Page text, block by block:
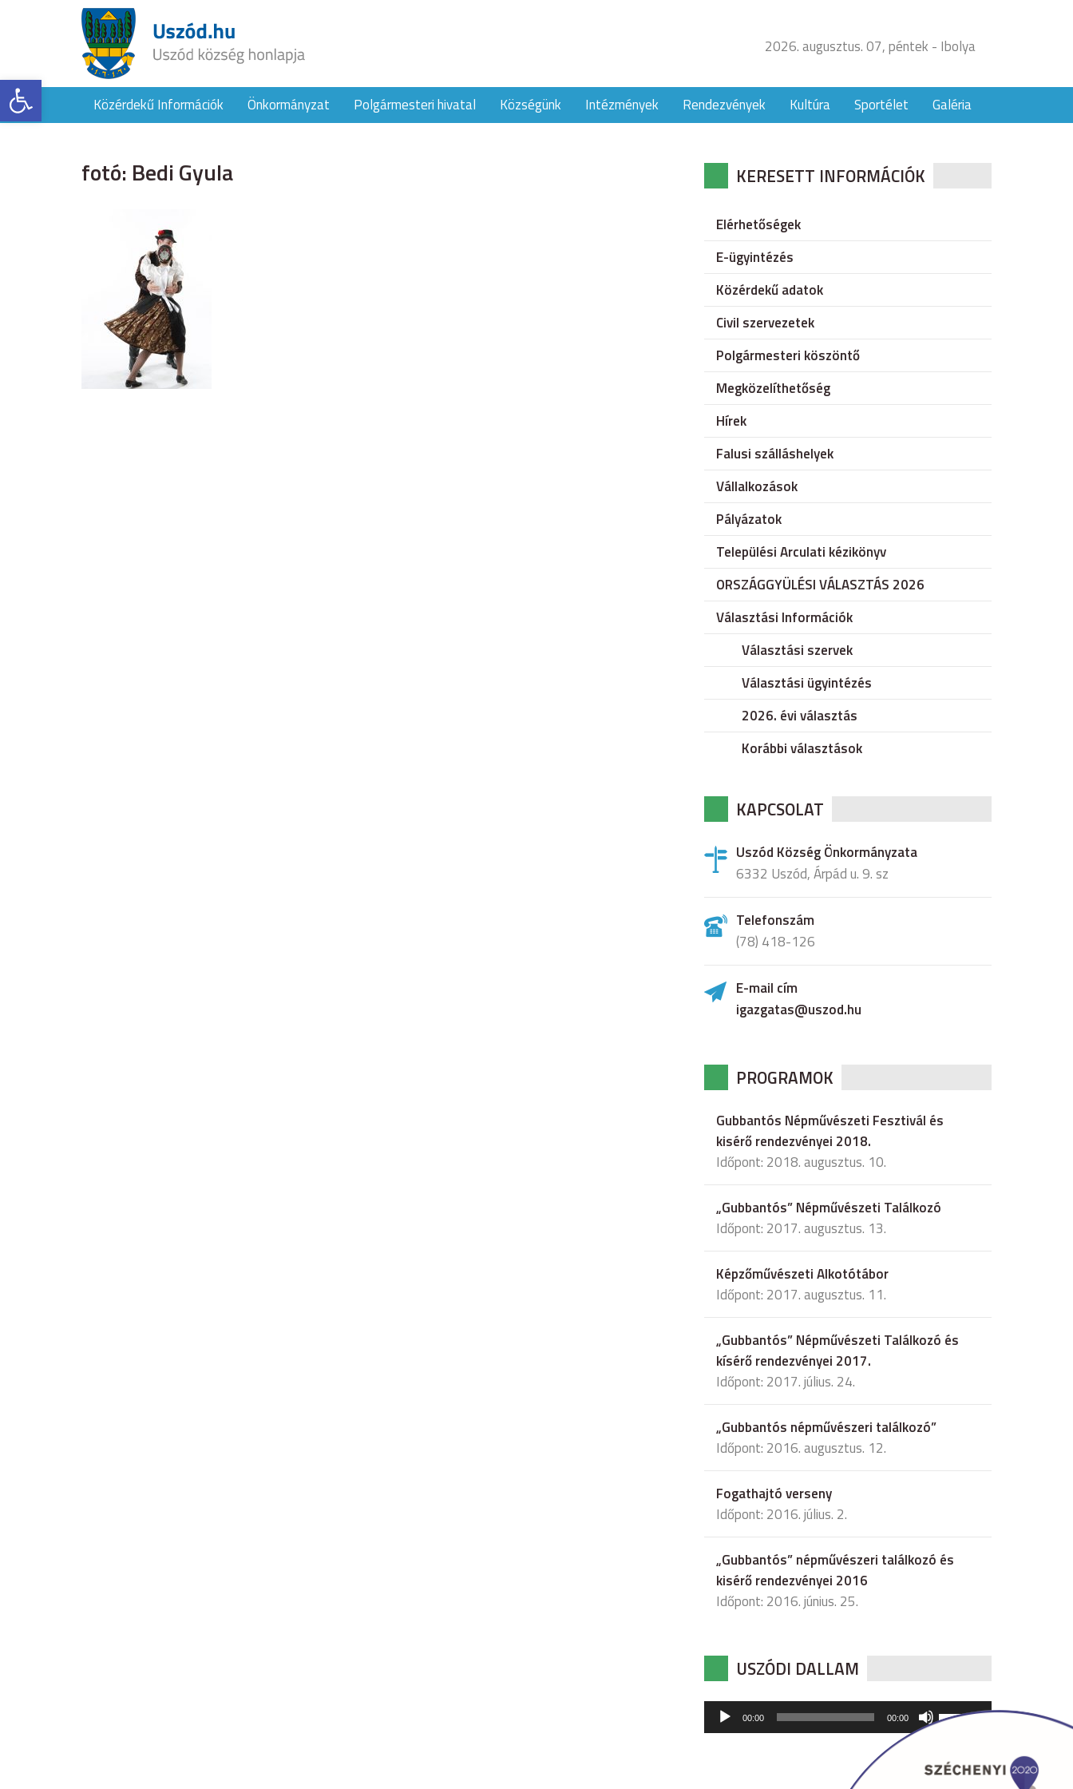
Eszköztár megnyitása
2026. augusztus. 07, péntek - Ibolya
Közérdekű Információk Önkormányzat Polgármesteri hivatal Községünk Intézmények Rendezvények Kultúra Sportélet Galéria
fotó: Bedi Gyula KERESETT INFORMÁCIÓK
Elérhetőségek
E-ügyintézés
Közérdekű adatok
Civil szervezetek
Polgármesteri köszöntő
Megközelíthetőség
Hírek
Falusi szálláshelyek
Vállalkozások
Pályázatok
Települési Arculati kézikönyv
ORSZÁGGYÜLÉSI VÁLASZTÁS 2026
Választási Információk
Választási szervek
Választási ügyintézés
2026. évi választás
Korábbi választások
KAPCSOLAT
Uszód Község Önkormányzata
6332 Uszód, Árpád u. 9. sz
Telefonszám
(78) 418-126
E-mail cím
igazgatas@uszod.hu
PROGRAMOK
Gubbantós Népművészeti Fesztivál és
kisérő rendezvényei 2018.
Időpont: 2018. augusztus. 10.
„Gubbantós” Népművészeti Találkozó
Időpont: 2017. augusztus. 13.
Képzőművészeti Alkotótábor
Időpont: 2017. augusztus. 11.
„Gubbantós” Népművészeti Találkozó és
kísérő rendezvényei 2017.
Időpont: 2017. július. 24.
„Gubbantós népművészeri találkozó”
Időpont: 2016. augusztus. 12.
Fogathajtó verseny
Időpont: 2016. július. 2.
„Gubbantós” népművészeri találkozó és
kisérő rendezvényei 2016
Időpont: 2016. június. 25.
USZÓDI DALLAM
Audió
lejátszó
00:00 00:00
hangerő
csökkentéséhez